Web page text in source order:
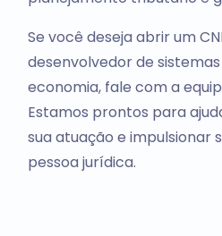
Se você deseja abrir um
desenvolvedor de
economia, fale com a
Estamos prontos para
sua atuação e impulsionar
pessoa jurídica.